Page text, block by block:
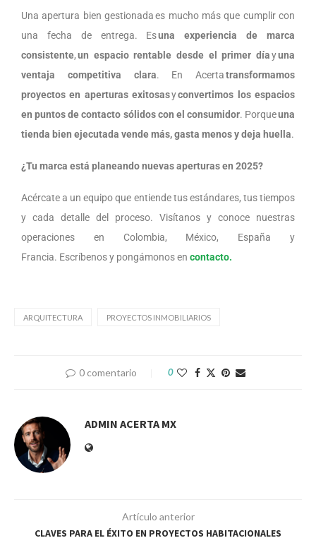
Una apertura bien gestionada es mucho más que cumplir con
una fecha de entrega. Esuna experiencia de marca
consistente,un espacio rentable desde el primer díayuna
ventaja competitiva clara. En Acertatransformamos
proyectos en aperturas exitosasyconvertimos los espacios
en puntos de contacto sólidos con el consumidor. Porqueuna
tienda bien ejecutada vende más, gasta menos y deja huella.
¿Tu marca está planeando nuevas aperturas en 2025?
Acércate a un equipo que entiende tus estándares, tus tiempos
y cada detalle del proceso. Visítanos y conoce nuestras
operaciones en Colombia, México, España y
Francia. Escríbenos y pongámonos en contacto.
ARQUITECTURA PROYECTOS INMOBILIARIOS
0 comentario 0
ADMIN ACERTA MX
Artículo anterior
CLAVES PARA EL ÉXITO EN PROYECTOS HABITACIONALES